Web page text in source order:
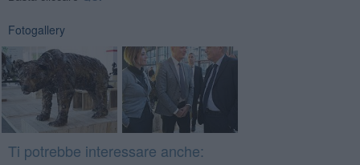
Fotogallery
Ti potrebbe interessare anche: